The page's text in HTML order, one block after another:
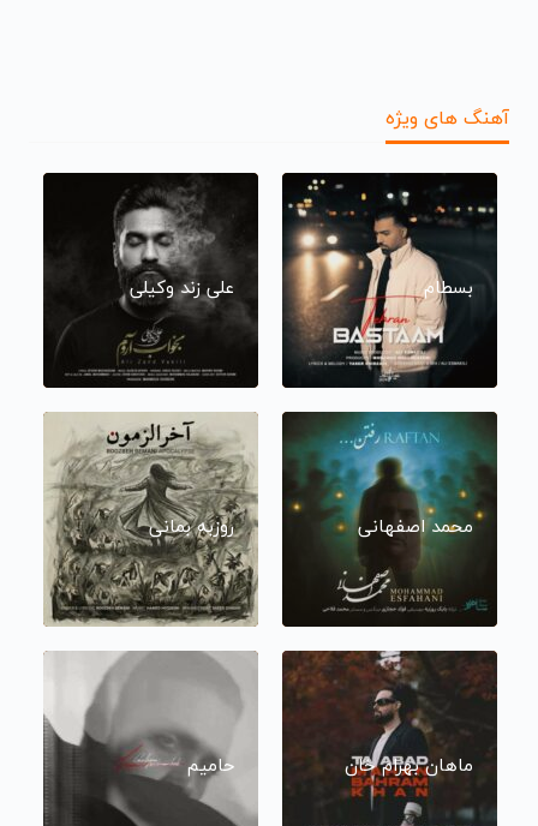
آهنگ های ویژه
بسطام علی زند وکیلی
محمد اصفهانی روزبه بمانی
ماهان بهرام خان حامیم